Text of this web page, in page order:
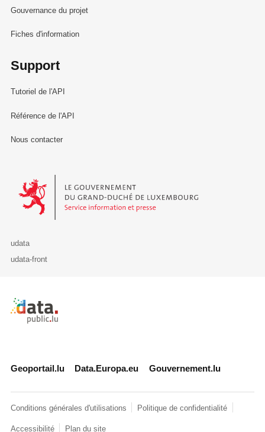
Gouvernance du projet
Fiches d'information
Support
Tutoriel de l'API
Référence de l'API
Nous contacter
Le Gouvernement du Grand-Duché de Luxembourg - Service
udata
udata-front
Retour à l'accueil de data.public.lu
Geoportail.lu Data.Europa.eu Gouvernement.lu
Conditions générales d'utilisations Politique de confidentialité
Accessibilité Plan du site